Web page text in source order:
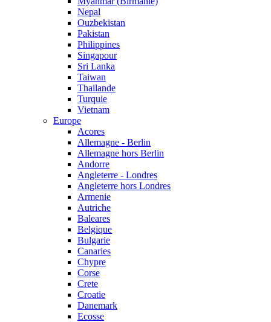
Nepal
Ouzbekistan
Pakistan
Philippines
Singapour
Sri Lanka
Taiwan
Thailande
Turquie
Vietnam
Europe
Acores
Allemagne - Berlin
Allemagne hors Berlin
Andorre
Angleterre - Londres
Angleterre hors Londres
Armenie
Autriche
Baleares
Belgique
Bulgarie
Canaries
Chypre
Corse
Crete
Croatie
Danemark
Ecosse